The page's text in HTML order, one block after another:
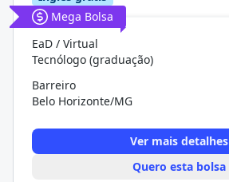
Mega Bolsa
EaD / Virtual
Tecnólogo (graduação)
Barreiro
Belo Horizonte/MG
Ver mais detalhes
Quero esta bolsa